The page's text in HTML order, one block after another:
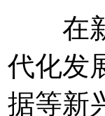
在新
代化发
据等新